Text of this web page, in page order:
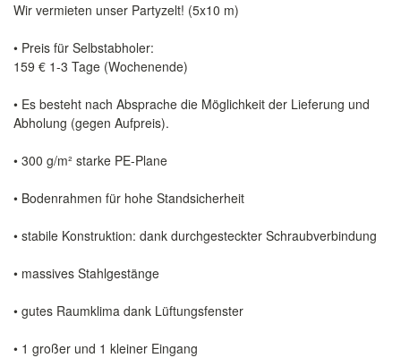
Wir vermieten unser Partyzelt! (5x10 m)
• Preis für Selbstabholer:
159 € 1-3 Tage (Wochenende)
• Es besteht nach Absprache die Möglichkeit der Lieferung und
Abholung (gegen Aufpreis).
• 300 g/m² starke PE-Plane
• Bodenrahmen für hohe Standsicherheit
• stabile Konstruktion: dank durchgesteckter Schraubverbindung
• massives Stahlgestänge
• gutes Raumklima dank Lüftungsfenster
• 1 großer und 1 kleiner Eingang